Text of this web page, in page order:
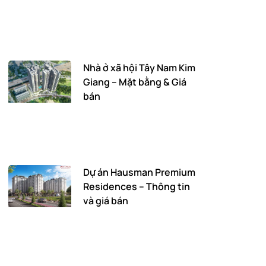
Nhà ở xã hội Tây Nam Kim
Giang – Mặt bằng & Giá
bán
Dự án Hausman Premium
Residences – Thông tin
và giá bán